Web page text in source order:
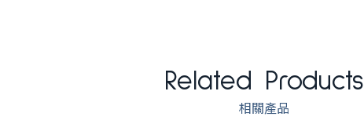
Related Products
相關產品